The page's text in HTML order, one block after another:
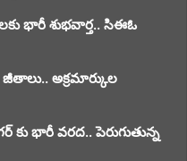
భారీ శుభవార్త.. సిఈఓ
జీతాలు.. అక్రమార్కుల
కు భారీ వరద.. పెరుగుతున్న